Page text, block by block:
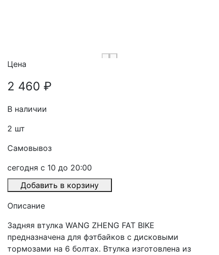
Цена
2 460 ₽
В наличии
2 шт
Самовывоз
сегодня с 10 до 20:00
Добавить в корзину
Описание
Задняя втулка WANG ZHENG FAT BIKE
предназначена для фэтбайков с дисковыми
тормозами на 6 болтах. Втулка изготовлена из